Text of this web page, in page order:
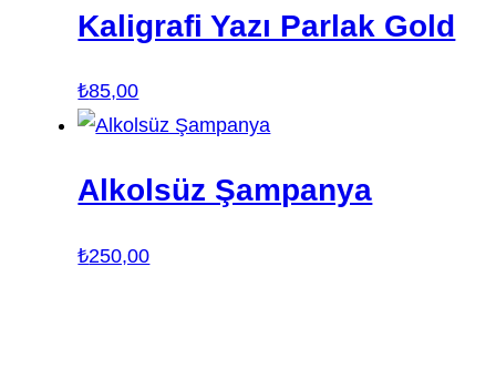
Kaligrafi Yazı Parlak Gold
₺85,00
Alkolsüz Şampanya
₺250,00